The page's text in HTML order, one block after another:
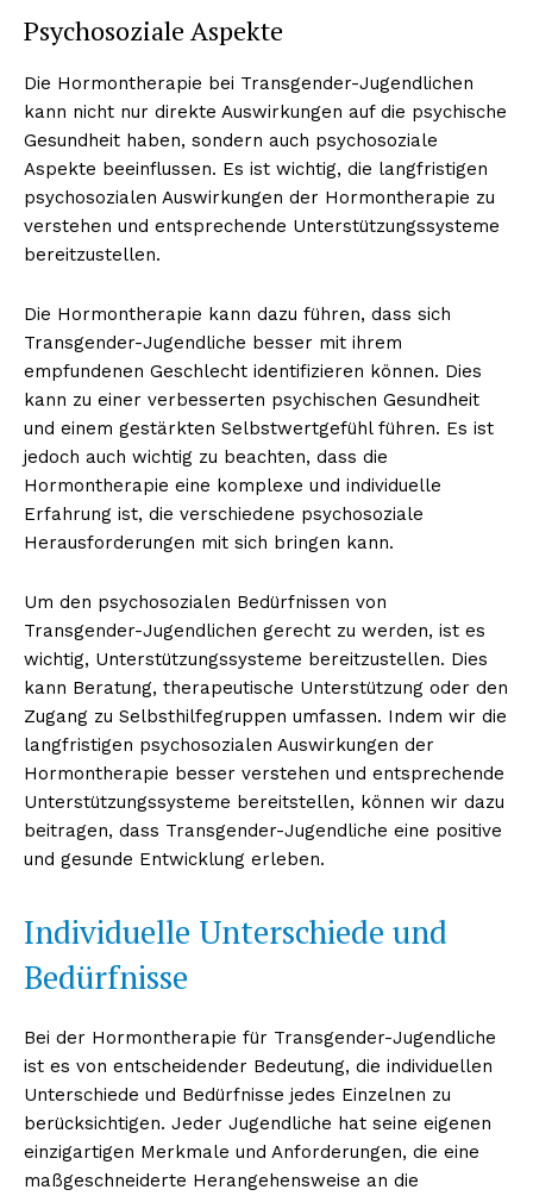
Psychosoziale Aspekte
Die Hormontherapie bei Transgender-Jugendlichen
kann nicht nur direkte Auswirkungen auf die psychische
Gesundheit haben, sondern auch psychosoziale
Aspekte beeinflussen. Es ist wichtig, die langfristigen
psychosozialen Auswirkungen der Hormontherapie zu
verstehen und entsprechende Unterstützungssysteme
bereitzustellen.
Die Hormontherapie kann dazu führen, dass sich
Transgender-Jugendliche besser mit ihrem
empfundenen Geschlecht identifizieren können. Dies
kann zu einer verbesserten psychischen Gesundheit
und einem gestärkten Selbstwertgefühl führen. Es ist
jedoch auch wichtig zu beachten, dass die
Hormontherapie eine komplexe und individuelle
Erfahrung ist, die verschiedene psychosoziale
Herausforderungen mit sich bringen kann.
Um den psychosozialen Bedürfnissen von
Transgender-Jugendlichen gerecht zu werden, ist es
wichtig, Unterstützungssysteme bereitzustellen. Dies
kann Beratung, therapeutische Unterstützung oder den
Zugang zu Selbsthilfegruppen umfassen. Indem wir die
langfristigen psychosozialen Auswirkungen der
Hormontherapie besser verstehen und entsprechende
Unterstützungssysteme bereitstellen, können wir dazu
beitragen, dass Transgender-Jugendliche eine positive
und gesunde Entwicklung erleben.
Individuelle Unterschiede und
Bedürfnisse
Bei der Hormontherapie für Transgender-Jugendliche
ist es von entscheidender Bedeutung, die individuellen
Unterschiede und Bedürfnisse jedes Einzelnen zu
berücksichtigen. Jeder Jugendliche hat seine eigenen
einzigartigen Merkmale und Anforderungen, die eine
maßgeschneiderte Herangehensweise an die